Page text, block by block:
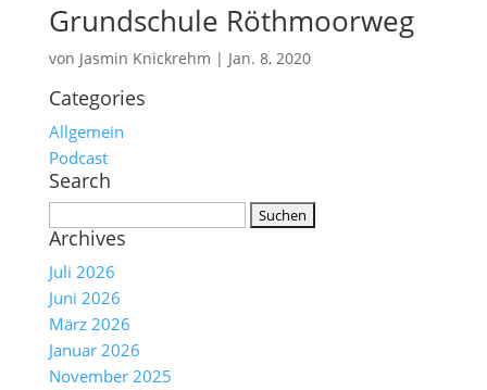
Grundschule Röthmoorweg
von Jasmin Knickrehm | Jan. 8, 2020
Categories
Allgemein
Podcast
Search
nach:
Archives
Juli 2026
Juni 2026
März 2026
Januar 2026
November 2025